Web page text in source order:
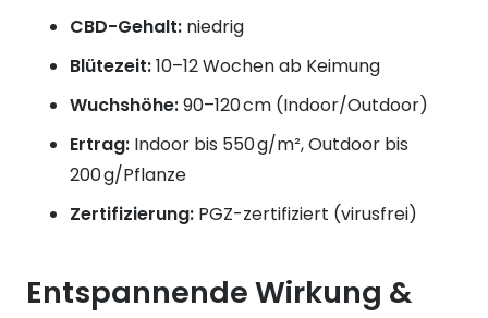
CBD-Gehalt: niedrig
Blütezeit:10–12 Wochen ab Keimung
Wuchshöhe:90–120 cm (Indoor/Outdoor)
Ertrag: Indoor bis 550 g/m², Outdoor bis
200 g/Pflanze
Zertifizierung: PGZ-zertifiziert (virusfrei)
Entspannende Wirkung &